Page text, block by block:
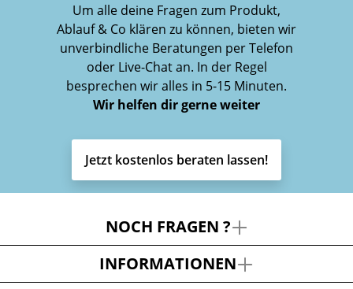
Um alle deine Fragen zum Produkt,
Ablauf & Co klären zu können, bieten wir
unverbindliche Beratungen per Telefon
oder Live-Chat an. In der Regel
besprechen wir alles in 5-15 Minuten.
Wir helfen dir gerne weiter
Jetzt kostenlos beraten lassen!
NOCH FRAGEN ?
INFORMATIONEN